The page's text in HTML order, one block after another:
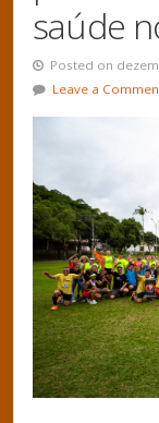
saúde
Posted on
Leave a